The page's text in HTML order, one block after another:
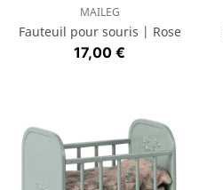
MAILEG
Fauteuil pour souris | Rose
Prix
17,00 €